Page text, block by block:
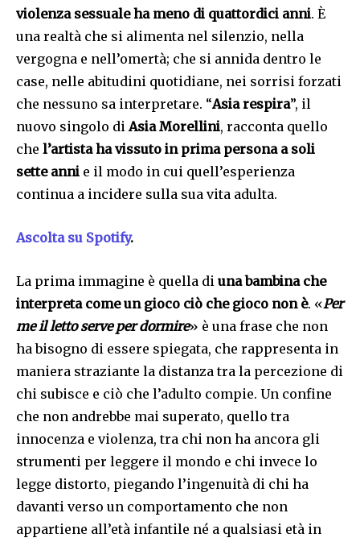
violenza sessuale ha meno di quattordici anni. È
una realtà che si alimenta nel silenzio, nella
vergogna e nell’omertà; che si annida dentro le
case, nelle abitudini quotidiane, nei sorrisi forzati
che nessuno sa interpretare. “Asia respira”, il
nuovo singolo di Asia Morellini, racconta quello
che l’artista ha vissuto in prima persona a soli
sette anni e il modo in cui quell’esperienza
continua a incidere sulla sua vita adulta.
Ascolta su Spotify.
La prima immagine è quella di una bambina che
interpreta come un gioco ciò che gioco non è. «Per
me il letto serve per dormire» è una frase che non
ha bisogno di essere spiegata, che rappresenta in
maniera straziante la distanza tra la percezione di
chi subisce e ciò che l’adulto compie. Un confine
che non andrebbe mai superato, quello tra
innocenza e violenza, tra chi non ha ancora gli
strumenti per leggere il mondo e chi invece lo
legge distorto, piegando l’ingenuità di chi ha
davanti verso un comportamento che non
appartiene all’età infantile né a qualsiasi età in